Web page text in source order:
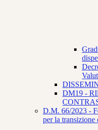
DM19 -
D.M. 66/2023 -
per la transizione